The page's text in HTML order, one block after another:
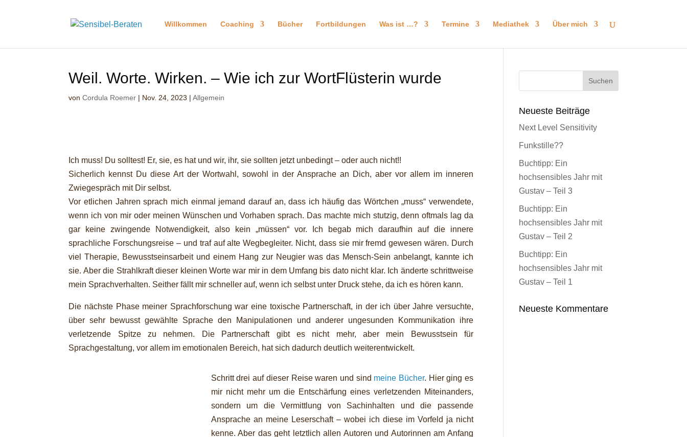
Willkommen Coaching Bücher Fortbildungen Was ist …? Termine Mediathek Über mich
Weil. Worte. Wirken. – Wie ich zur WortFlüsterin wurde
vonCordula Roemer | Nov. 24, 2023 |Allgemein
Ich muss! Du solltest! Er, sie, es hat und wir, ihr, sie sollten jetzt unbedingt – oder auch nicht!!
Sicherlich kennst Du diese Art der Wortwahl, sowohl in der Ansprache an Dich, aber vor allem im inneren
Zwiegespräch mit Dir selbst.
Vor etlichen Jahren sprach mich einmal jemand darauf an, dass ich häufig das Wörtchen „muss“ verwendete,
wenn ich von mir oder meinen Wünschen und Vorhaben sprach. Das machte mich stutzig, denn oftmals lag da
gar keine zwingende Notwendigkeit, also kein „müssen“ vor. Ich begab mich daraufhin auf die innere
sprachliche Forschungsreise – und traf auf alte Wegbegleiter. Nicht, dass sie mir fremd gewesen wären. Durch
viel Therapie, Bewusstseinsarbeit und einem Hang zur Neugier was das Mensch-Sein anbelangt, kannte ich
sie. Aber die Strahlkraft dieser kleinen Worte war mir in dem Umfang bis dato nicht klar. Ich änderte schrittweise
mein Sprachverhalten. Seither fällt mir schneller auf, wenn ich selbst unter Druck stehe, da ich es hören kann.
Die nächste Phase meiner Sprachforschung war eine toxische Partnerschaft, in der ich über Jahre versuchte,
über sehr bewusst gewählte Sprache den Manipulationen und anderer ungesunden Kommunikation ihre
verletzende Spitze zu nehmen. Die Partnerschaft gibt es nicht mehr, aber mein Bewusstsein für
Sprachgestaltung, vor allem im emotionalen Bereich, hat sich dadurch deutlich weiterentwickelt.
Schritt drei auf dieser Reise waren und sind meine Bücher. Hier ging es
mir nicht mehr um die Entschärfung eines verletzenden Miteinanders,
sondern um die Vermittlung von Sachinhalten und die passende
Ansprache an meine Leserschaft – wobei ich diese im Vorfeld ja nicht
kenne. Aber das geht letztlich allen Autoren und Autorinnen am Anfang
Neueste Beiträge
Next Level Sensitivity
Funkstille??
Buchtipp: Ein
hochsensibles Jahr mit
Gustav – Teil 3
Buchtipp: Ein
hochsensibles Jahr mit
Gustav – Teil 2
Buchtipp: Ein
hochsensibles Jahr mit
Gustav – Teil 1
Neueste Kommentare